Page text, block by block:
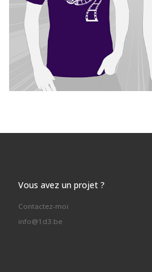
Vous avez un projet ?
Contactez-moi
info@1d3.be